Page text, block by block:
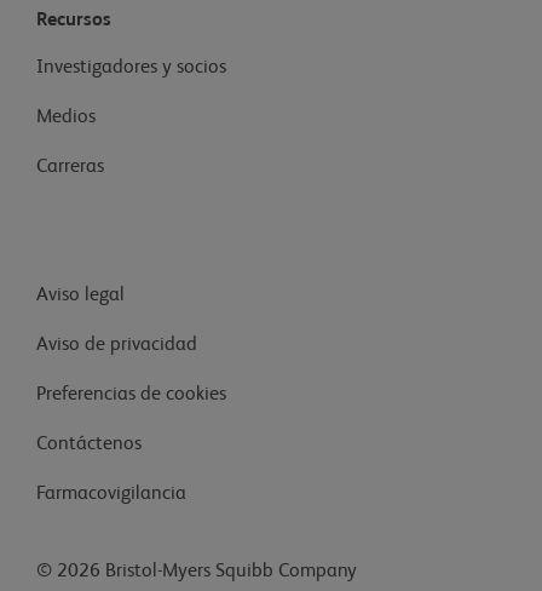
Recursos
Investigadores y socios
Medios
Carreras
Aviso legal
Aviso de privacidad
Preferencias de cookies
Contáctenos
Farmacovigilancia
© 2026 Bristol-Myers Squibb Company